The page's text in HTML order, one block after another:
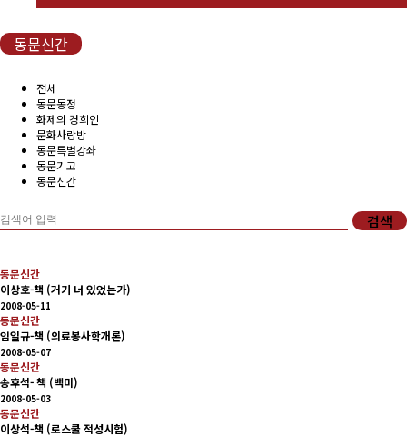
동문우대업체
동문ID카드 발급
동문신간
전체
동문동정
화제의 경희인
문화사랑방
동문특별강좌
동문기고
동문신간
검색
동문신간
이상호-책 (거기 너 있었는가)
2008-05-11
동문신간
임일규-책 (의료봉사학개론)
2008-05-07
동문신간
송후석- 책 (백미)
2008-05-03
동문신간
이상석-책 (로스쿨 적성시험)